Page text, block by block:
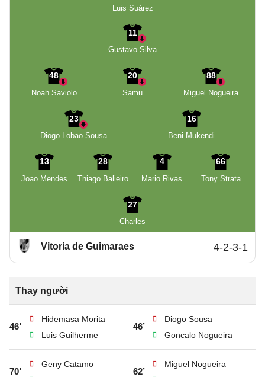
Luis Suárez
11
Gustavo Silva
48
Noah Saviolo
20
Samu
88
Miguel Nogueira
23
Diogo Lobao Sousa
16
Beni Mukendi
13
Joao Mendes
28
Thiago Balieiro
4
Mario Rivas
66
Tony Strata
27
Charles
Vitoria de Guimaraes 4-2-3-1
Thay người
46’
Hidemasa Morita
Luis Guilherme
46’
Diogo Sousa
Goncalo Nogueira
70’
Geny Catamo
62’
Miguel Nogueira